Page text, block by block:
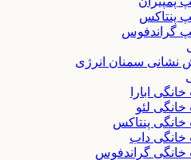
پنتاکس
گراندفوس
نشانی سمنان انرژی
ابارا
لئو
پنتاکس
داب
گراندفوس